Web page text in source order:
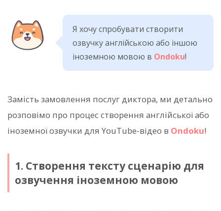
Я хочу спробувати створити
озвучку англійською або іншою
іноземною мовою в Ondoku!
Замість замовлення послуг диктора, ми детально
розповімо про процес створення англійської або
іноземної озвучки для YouTube-відео в Ondoku!
1. Створення тексту сценарію для
озвучення іноземною мовою